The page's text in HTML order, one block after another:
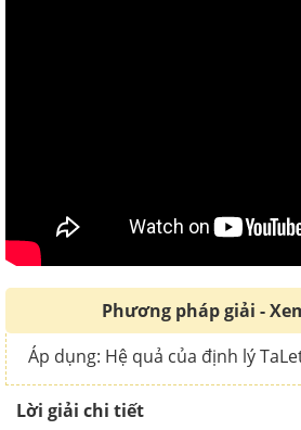
Phương pháp giải -
Áp dụng: Hệ quả của định lý
Lời giải chi tiết